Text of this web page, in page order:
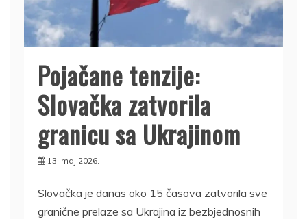
Pojačane tenzije:
Slovačka zatvorila
granicu sa Ukrajinom
13. maj 2026.
Slovačka je danas oko 15 časova zatvorila sve
granične prelaze sa Ukrajina iz bezbjednosnih